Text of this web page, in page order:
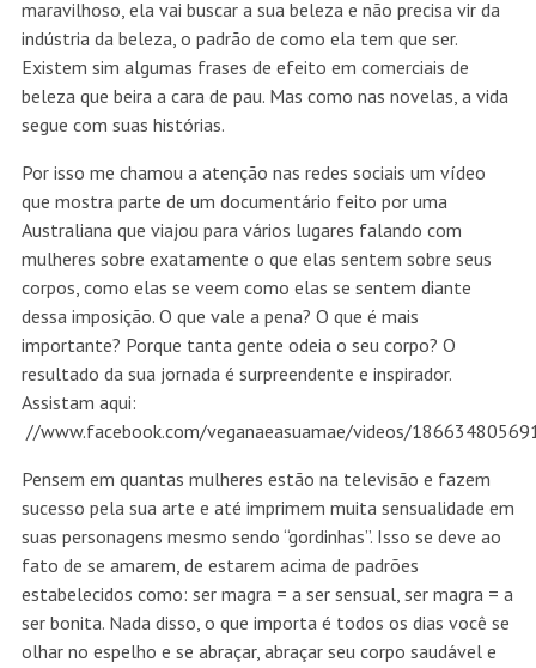
maravilhoso, ela vai buscar a sua beleza e não precisa vir da
indústria da beleza, o padrão de como ela tem que ser.
Existem sim algumas frases de efeito em comerciais de
beleza que beira a cara de pau. Mas como nas novelas, a vida
segue com suas histórias.
Por isso me chamou a atenção nas redes sociais um vídeo
que mostra parte de um documentário feito por uma
Australiana que viajou para vários lugares falando com
mulheres sobre exatamente o que elas sentem sobre seus
corpos, como elas se veem como elas se sentem diante
dessa imposição. O que vale a pena? O que é mais
importante? Porque tanta gente odeia o seu corpo? O
resultado da sua jornada é surpreendente e inspirador.
Assistam aqui:
//www.facebook.com/veganaeasuamae/videos/
Pensem em quantas mulheres estão na televisão e fazem
sucesso pela sua arte e até imprimem muita sensualidade em
suas personagens mesmo sendo “gordinhas”. Isso se deve ao
fato de se amarem, de estarem acima de padrões
estabelecidos como: ser magra = a ser sensual, ser magra = a
ser bonita. Nada disso, o que importa é todos os dias você se
olhar no espelho e se abraçar, abraçar seu corpo saudável e